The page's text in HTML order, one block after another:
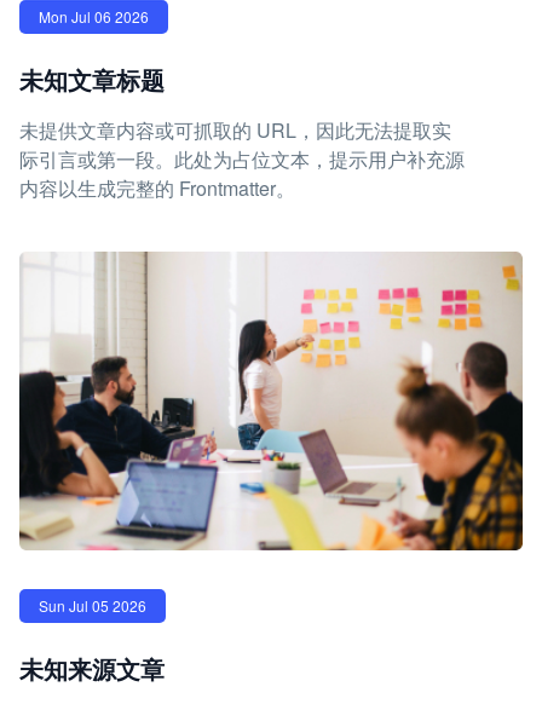
Mon Jul 06 2026
未知文章标题
未提供文章内容或可抓取的 URL，因此无法提取实
际引言或第一段。此处为占位文本，提示用户补充源
内容以生成完整的 Frontmatter。
Sun Jul 05 2026
未知来源文章